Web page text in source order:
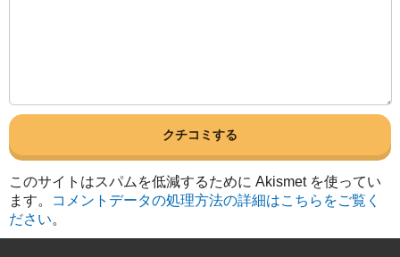
このサイトはスパムを低減するために Akismet を使ってい
ます。
コメントデータの処理方法の詳細はこちらをご覧く
ださい。